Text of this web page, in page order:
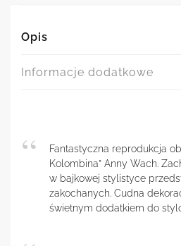
Opis
Informacje dodatkowe
Fantastyczna reprodukcja
Kolombina” Anny Wach.
w bajkowej stylistyce
zakochanych. Cudna
świetnym dodatkiem do